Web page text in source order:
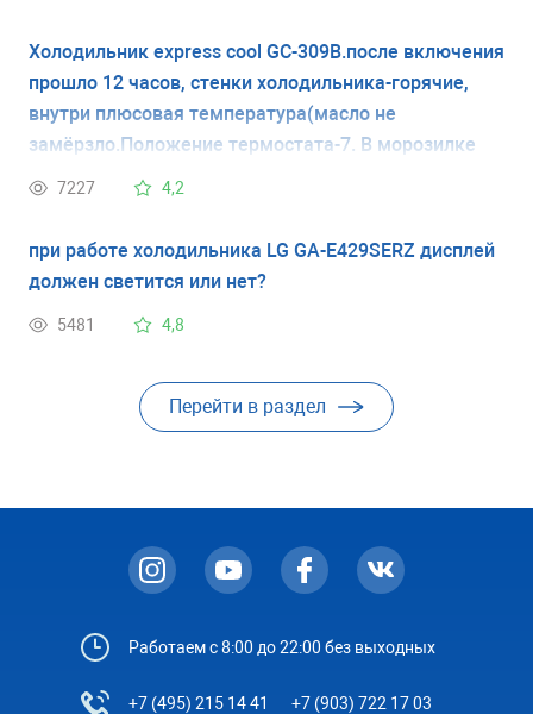
Холодильник express cool GC-309B.после включения
прошло 12 часов, стенки холодильника-горячие,
внутри плюсовая температура(масло не
замёрзло.Положение термостата-7. В морозилке
всё замерзло в кость.Откуда поступает холод в
7227 4,2
при работе холодильника LG GA-E429SERZ дисплей
должен светится или нет?
5481 4,8
Перейти в раздел
Работаем с 8:00 до 22:00 без выходных
+7 (495) 215 14 41 +7 (903) 722 17 03